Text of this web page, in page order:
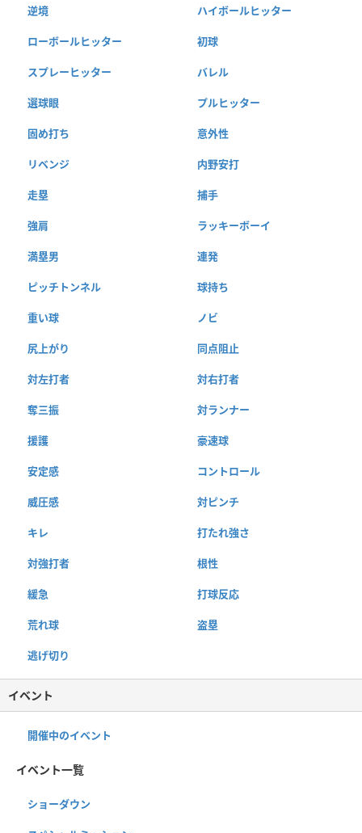
逆境 ハイボールヒッター
ローボールヒッター 初球
スプレーヒッター バレル
選球眼 プルヒッター
固め打ち 意外性
リベンジ 内野安打
走塁 捕手
強肩 ラッキーボーイ
満塁男 連発
ピッチトンネル 球持ち
重い球 ノビ
尻上がり 同点阻止
対左打者 対右打者
奪三振 対ランナー
援護 豪速球
安定感 コントロール
威圧感 対ピンチ
キレ 打たれ強さ
対強打者 根性
緩急 打球反応
荒れ球 盗塁
逃げ切り
イベント
開催中のイベント
イベント一覧
ショーダウン